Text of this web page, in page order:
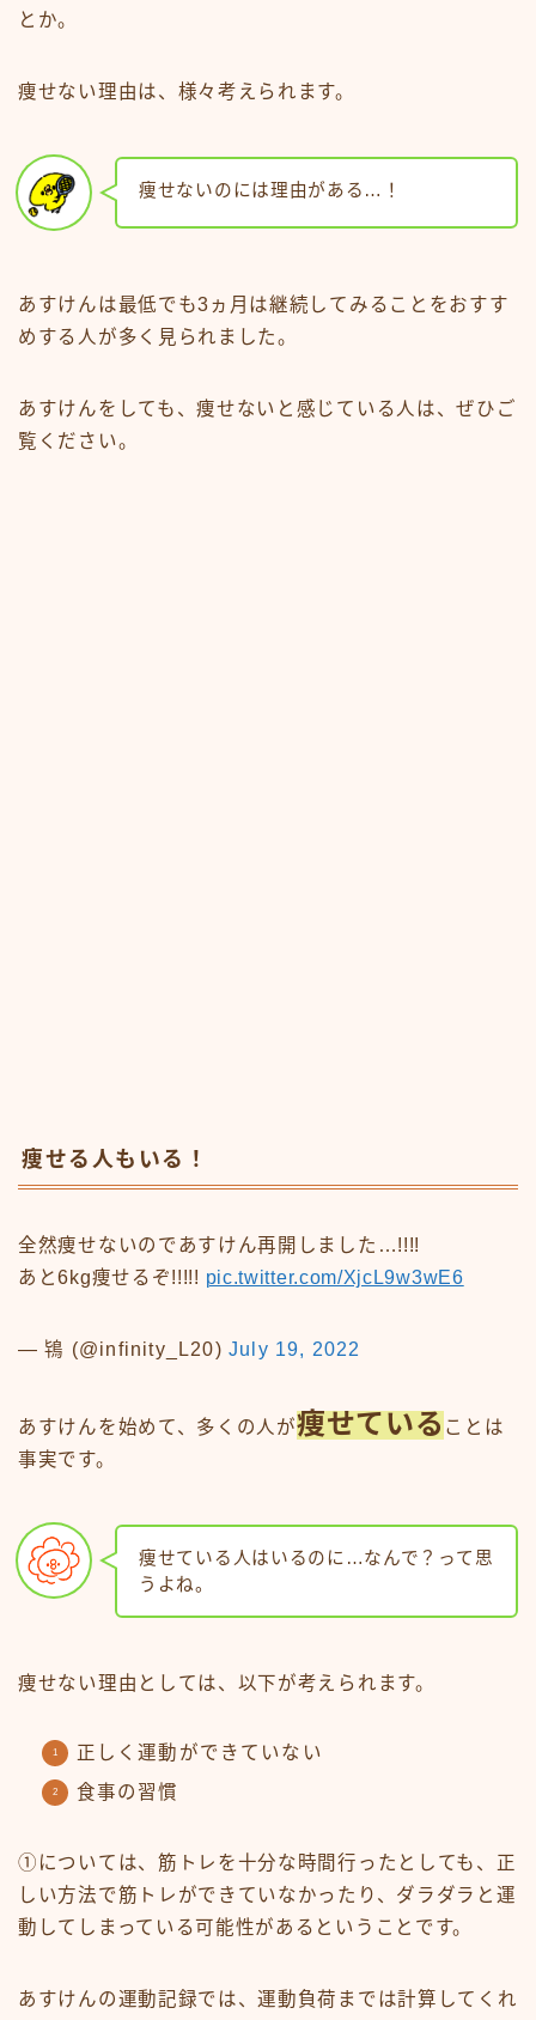
とか。
痩せない理由は、様々考えられます。
痩せないのには理由がある…！
あすけんは最低でも3ヵ月は継続してみることをおすす
めする人が多く見られました。
あすけんをしても、痩せないと感じている人は、ぜひご
覧ください。
痩せる人もいる！
全然痩せないのであすけん再開しました…!!!!
あと6kg痩せるぞ!!!!! pic.twitter.com/XjcL9w3wE6
— 鴇 (@infinity_L20) July 19, 2022
あすけんを始めて、多くの人が痩せている ことは
事実です。
痩せている人はいるのに…なんで？って思
うよね。
痩せない理由としては、以下が考えられます。
正しく運動ができていない
食事の習慣
①については、筋トレを十分な時間行ったとしても、正
しい方法で筋トレができていなかったり、ダラダラと運
動してしまっている可能性があるということです。
あすけんの運動記録では、運動負荷までは計算してくれ